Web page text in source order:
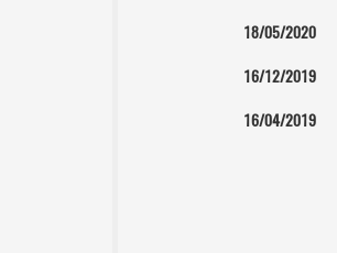
18/05/2020
16/12/2019
16/04/2019